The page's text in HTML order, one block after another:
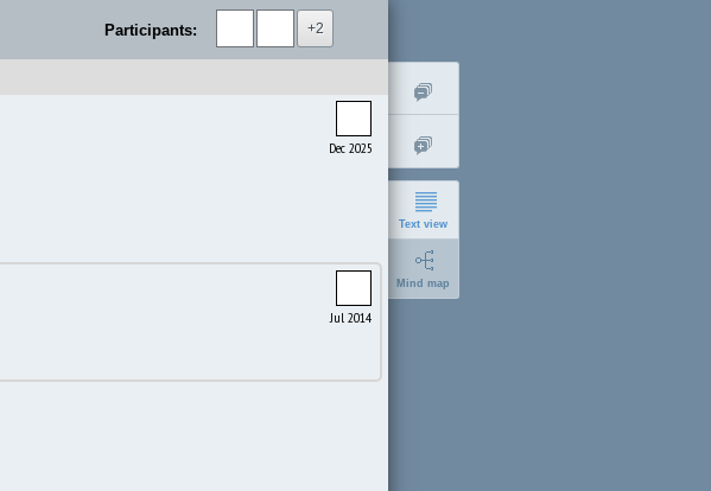
Text view
Mind map
Participants: +2
Dec 2025
Jul 2014